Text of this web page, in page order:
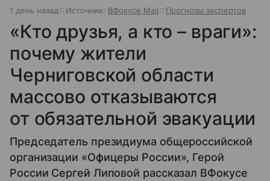
1 день назад Источник: ВФокусе Mail Прогнозы экспертов
«Кто друзья, а кто – враги»:
почему жители
Черниговской области
массово отказываются
от обязательной эвакуации
Председатель президиума общероссийской
организации «Офицеры России», Герой
России Сергей Липовой рассказал ВФокусе